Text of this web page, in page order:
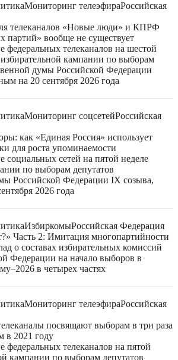
Мониторинг телеэфираРоссийская
телеканалов «Новые люди» и КПРФ
партий» вообще не существует
федеральных телеканалов на шестой
кампании по выборам
думы Российской Федерации
на 20 сентября 2026 года
Мониторинг соцсетейРоссийская
как «Единая Россия» использует
для роста упоминаемости
социальных сетей на пятой неделе
по выборам депутатов
Российской Федерации IX созыва,
2026 года
ИзбиркомыРоссийская Федерация
Часть 2: Имитация многопартийности
о составах избирательных комиссий
Федерации на начало выборов в
в четырех частях
Мониторинг телеэфираРоссийская
посвящают выборам в три раза
в 2021 году
федеральных телеканалов на пятой
кампании по выборам депутатов